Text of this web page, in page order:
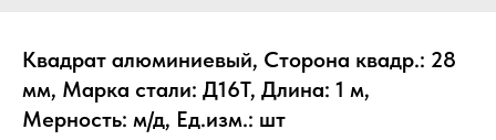
Квадрат алюминиевый, Сторона квадр.: 28
мм, Марка стали: Д16Т, Длина: 1 м,
Мерность: м/д, Ед.изм.: шт